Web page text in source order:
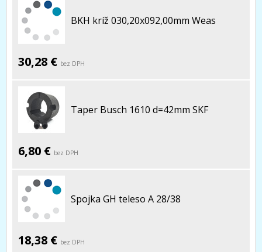
BKH kríž 030,20x092,00mm Weas
30,28 € bez DPH
Taper Busch 1610 d=42mm SKF
6,80 € bez DPH
Spojka GH teleso A 28/38
18,38 € bez DPH